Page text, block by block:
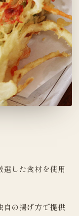
選した食材を使用
自の揚げ方で提供